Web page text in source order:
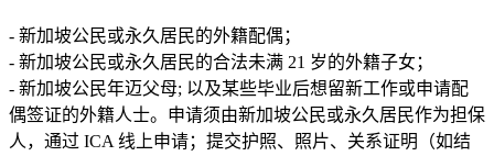
- 新加坡公民或永久居民的外籍配偶；
- 新加坡公民或永久居民的合法未满 21 岁的外籍子女；
- 新加坡公民年迈父母; 以及某些毕业后想留新工作或申请配
偶签证的外籍人士。申请须由新加坡公民或永久居民作为担保
人，通过 ICA 线上申请；提交护照、照片、关系证明（如结